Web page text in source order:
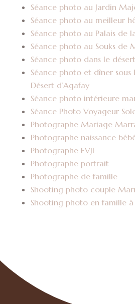
Séance photo au Jardin
Séance photo au meilleur
Séance photo au Palais de
Séance photo au Souks de
Séance photo dans le
Séance photo et dîner sous
Désert d’Agafay
Séance photo intérieure
Séance Photo Voyageur
Photographe Mariage
Photographe naissance
Photographe EVJF
Photographe portrait
Photographe de famille
Shooting photo couple
Shooting photo en famille